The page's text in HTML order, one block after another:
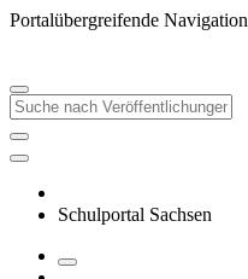
Portalübergreifende Navigation
Schulportal Sachsen